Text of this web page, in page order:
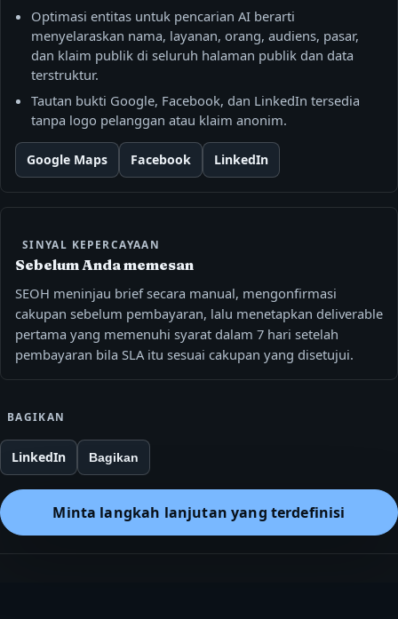
Optimasi entitas untuk pencarian AI berarti
menyelaraskan nama, layanan, orang, audiens, pasar,
dan klaim publik di seluruh halaman publik dan data
terstruktur.
Tautan bukti Google, Facebook, dan LinkedIn tersedia
tanpa logo pelanggan atau klaim anonim.
Google Maps Facebook LinkedIn
SINYAL KEPERCAYAAN
Sebelum Anda memesan
SEOH meninjau brief secara manual, mengonfirmasi
cakupan sebelum pembayaran, lalu menetapkan deliverable
pertama yang memenuhi syarat dalam 7 hari setelah
pembayaran bila SLA itu sesuai cakupan yang disetujui.
BAGIKAN
LinkedIn Bagikan
Minta langkah lanjutan yang terdefinisi